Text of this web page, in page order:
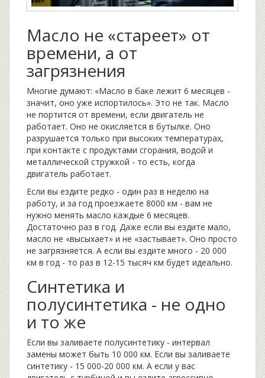
Масло не «стареет» от
времени, а от
загрязнения
Многие думают: «Масло в баке лежит 6 месяцев -
значит, оно уже испортилось». Это не так. Масло
не портится от времени, если двигатель не
работает. Оно не окисляется в бутылке. Оно
разрушается только при высоких температурах,
при контакте с продуктами сгорания, водой и
металлической стружкой - то есть, когда
двигатель работает.
Если вы ездите редко - один раз в неделю на
работу, и за год проезжаете 8000 км - вам не
нужно менять масло каждые 6 месяцев.
Достаточно раз в год. Даже если вы ездите мало,
масло не «высыхает» и не «застывает». Оно просто
не загрязняется. А если вы ездите много - 20 000
км в год - то раз в 12-15 тысяч км будет идеально.
Синтетика и
полусинтетика - не одно
и то же
Если вы заливаете полусинтетику - интервал
замены может быть 10 000 км. Если вы заливаете
синтетику - 15 000-20 000 км. А если у вас